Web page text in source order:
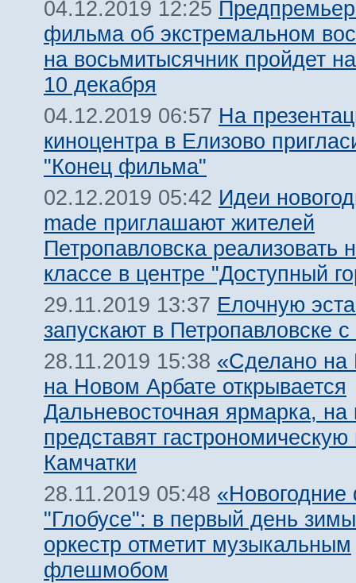
04.12.2019 12:25
фильма об экстремальном
на восьмитысячник пройдет
10 декабря
04.12.2019 06:57 На
киноцентра в Елизово
"Конец фильма"
02.12.2019 05:42 Идеи
made приглашают жителей
Петропавловска реализовать
классе в центре "Доступный
29.11.2019 13:37 Елочную
запускают в Петропавловске
28.11.2019 15:38 «Сделано на
на Новом Арбате открывается
Дальневосточная ярмарка, на
представят
Камчатки
28.11.2019 05:48
"Глобусе": в первый день
оркестр отметит музыкальным
флешмобом